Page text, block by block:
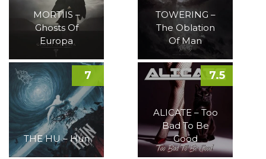
MORTIIS –
Ghosts Of
Europa
TOWERING –
The Oblation
Of Man
THE HU – Hun
7
ALICATE – Too
Bad To Be
Good
7.5